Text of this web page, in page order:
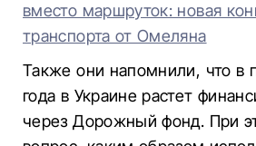
вместо маршруток: новая
транспорта от Омеляна
Также они напомнили, что в
года в Украине растет
через Дорожный фонд. При